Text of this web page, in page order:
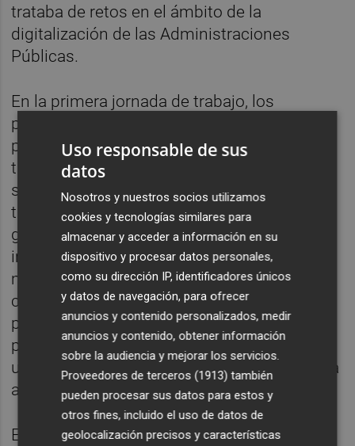
trataba de retos en el ámbito de la
digitalización de las Administraciones
Públicas.
En la primera jornada de trabajo, los
participantes reciben asesoramiento por
parte de los técnicos, píldoras formativas y
trabajan equipo. Al día siguiente presentan
sus ideas que el jurado valora para otorgar
tres premios. En esta ocasión, el primer
galardón lo logró Simacro, que propuso
implantar el voto digital a través del teléfono
móvil. En segundo lugar quedó Le Corbu,
cuya propuesta planteaba una herramienta
para hacer más confortables los espacios
públicos. El tercer puesto fue para Bitalize,
una propuesta para acabar con la burocracia
a través de un chatbot.
En este episodio del podcast IdeasUPV,
Uso responsable de sus
datos
Nosotros y nuestros socios utilizamos
cookies y tecnologías similares para
almacenar y acceder a información en su
dispositivo y procesar datos personales,
como su dirección IP, identificadores únicos
y datos de navegación, para ofrecer
anuncios y contenido personalizados, medir
anuncios y contenido, obtener información
sobre la audiencia y mejorar los servicios.
Proveedores de terceros (1913) también
pueden procesar sus datos para estos y
otros fines, incluido el uso de datos de
geolocalización precisos y características